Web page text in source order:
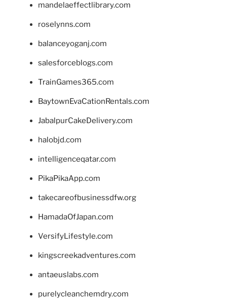
mandelaeffectlibrary.com
roselynns.com
balanceyoganj.com
salesforceblogs.com
TrainGames365.com
BaytownEvaCationRentals.com
JabalpurCakeDelivery.com
halobjd.com
intelligenceqatar.com
PikaPikaApp.com
takecareofbusinessdfw.org
HamadaOfJapan.com
VersifyLifestyle.com
kingscreekadventures.com
antaeuslabs.com
purelycleanchemdry.com